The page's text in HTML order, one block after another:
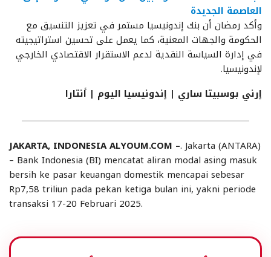
العاصمة الجديدة
وأكد رمضان أن بنك إندونيسيا مستمر في تعزيز التنسيق مع
الحكومة والجهات المعنية، كما يعمل على تحسين استراتيجيته
في إدارة السياسة النقدية لدعم الاستقرار الاقتصادي الخارجي
لإندونيسيا.
إرني بوسبيتا ساري | إندونيسيا اليوم | أنتارا
JAKARTA, INDONESIA ALYOUM.COM –. Jakarta (ANTARA)
– Bank Indonesia (BI) mencatat aliran modal asing masuk
bersih ke pasar keuangan domestik mencapai sebesar
Rp7,58 triliun pada pekan ketiga bulan ini, yakni periode
transaksi 17-20 Februari 2025.